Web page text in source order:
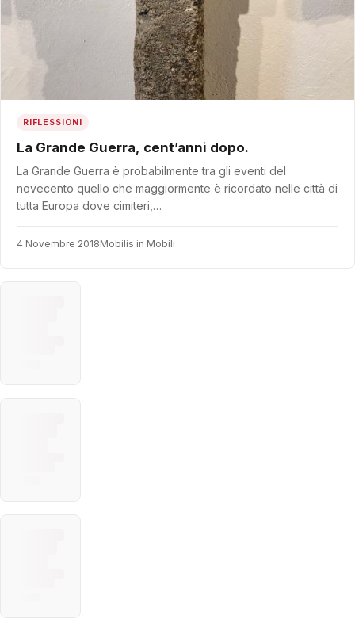
RIFLESSIONI
La Grande Guerra, cent’anni dopo.
La Grande Guerra è probabilmente tra gli eventi del
novecento quello che maggiormente è ricordato nelle città di
tutta Europa dove cimiteri,…
4 Novembre 2018Mobilis in Mobili